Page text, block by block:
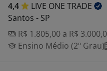
4,4 LIVE ONE TRADE
Santos - SP
R$ 1.805,00 a R$
Ensino Médio (2º Grau)